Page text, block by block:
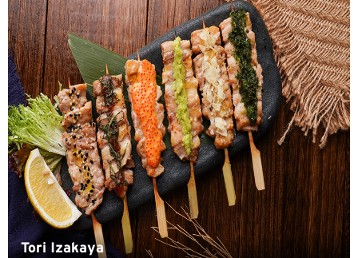
Tori Izakaya